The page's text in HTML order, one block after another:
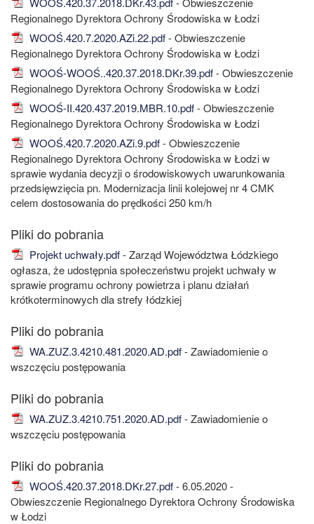
Regionalnego Dyrektora Ochrony Środowiska w Łodzi
WOOŚ.420.7.2020.AZi.22.pdf- Obwieszczenie
Regionalnego Dyrektora Ochrony Środowiska w Łodzi
WOOŚ-WOOŚ..420.37.2018.DKr.39.pdf- Obwieszczenie
Regionalnego Dyrektora Ochrony Środowiska w Łodzi
WOOŚ-II.420.437.2019.MBR.10.pdf- Obwieszczenie
Regionalnego Dyrektora Ochrony Środowiska w Łodzi
WOOŚ.420.7.2020.AZi.9.pdf- Obwieszczenie
Regionalnego Dyrektora Ochrony Środowiska w Łodzi w
sprawie wydania decyzji o środowiskowych uwarunkowania
przedsięwzięcia pn. Modernizacja linii kolejowej nr 4 CMK
celem dostosowania do prędkości 250 km/h
Projekt uchwały.pdf- Zarząd Województwa Łódzkiego
ogłasza, że udostępnia społeczeństwu projekt uchwały w
sprawie programu ochrony powietrza i planu działań
krótkoterminowych dla strefy łódzkiej
WA.ZUZ.3.4210.481.2020.AD.pdf- Zawiadomienie o
wszczęciu postępowania
WA.ZUZ.3.4210.751.2020.AD.pdf- Zawiadomienie o
wszczęciu postępowania
WOOŚ.420.37.2018.DKr.27.pdf- 6.05.2020 -
Obwieszczenie Regionalnego Dyrektora Ochrony Środowiska
w Łodzi